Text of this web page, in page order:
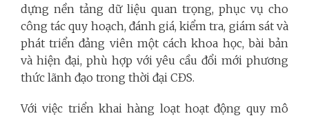
dựng nền tảng dữ liệu quan trọng, phục vụ cho
công tác quy hoạch, đánh giá, kiểm tra, giám sát và
phát triển đảng viên một cách khoa học, bài bản
và hiện đại, phù hợp với yêu cầu đổi mới phương
thức lãnh đạo trong thời đại CĐS.
Với việc triển khai hàng loạt hoạt động quy mô